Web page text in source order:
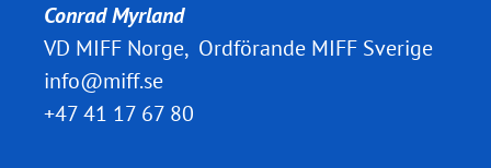
Conrad Myrland
VD MIFF Norge, Ordförande MIFF Sverige
info@miff.se
+47 41 17 67 80